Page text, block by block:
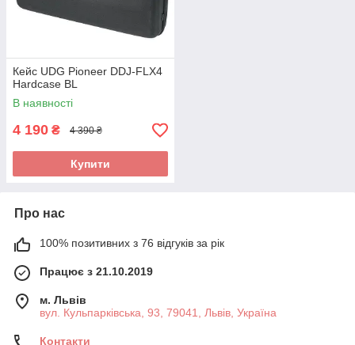
Кейс UDG Pioneer DDJ-FLX4
Hardcase BL
В наявності
4 190 ₴ 4 390 ₴
Купити
Про нас
100% позитивних з 76 відгуків за рік
Працює з 21.10.2019
м. Львів
вул. Кульпарківська, 93, 79041, Львів, Україна
Контакти